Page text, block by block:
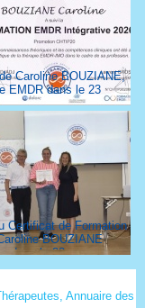
Caroline BOUZIANE,
EMDR dans le 23
Certificat de Formation
BOUZIANE
dans le 23
Annuaire des